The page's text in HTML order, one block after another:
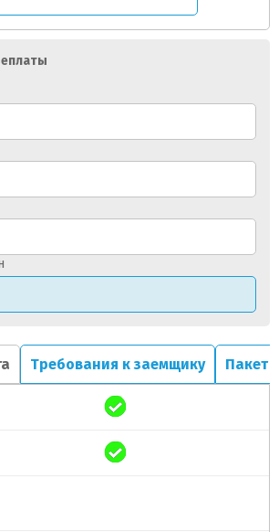
Требования к заемщику Пакет